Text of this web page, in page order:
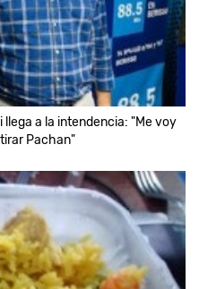
a la intendencia: "Me voy
Pachan"